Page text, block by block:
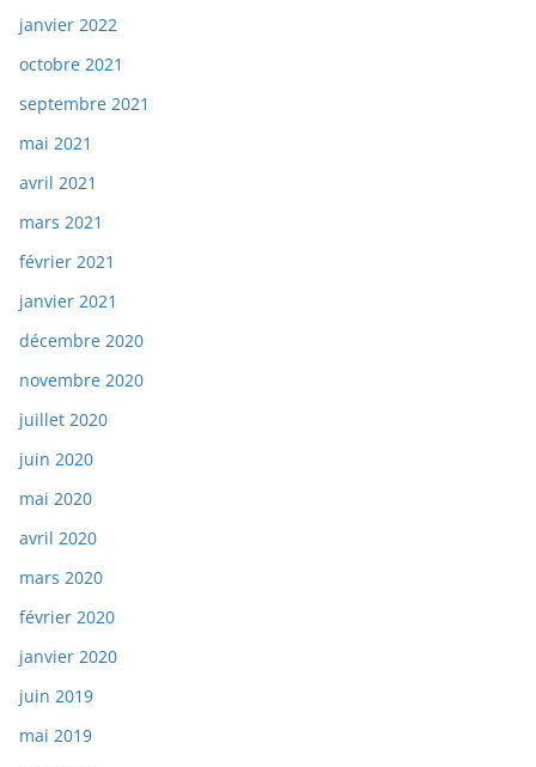
janvier 2022
octobre 2021
septembre 2021
mai 2021
avril 2021
mars 2021
février 2021
janvier 2021
décembre 2020
novembre 2020
juillet 2020
juin 2020
mai 2020
avril 2020
mars 2020
février 2020
janvier 2020
juin 2019
mai 2019